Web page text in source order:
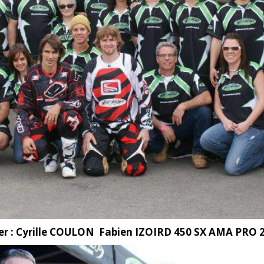
: Cyrille COULON Fabien IZOIRD 450 SX AMA PRO